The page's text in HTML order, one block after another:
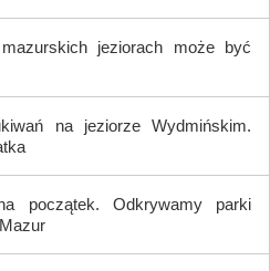
jeziorach może być
na jeziorze Wydmińskim.
początek. Odkrywamy parki